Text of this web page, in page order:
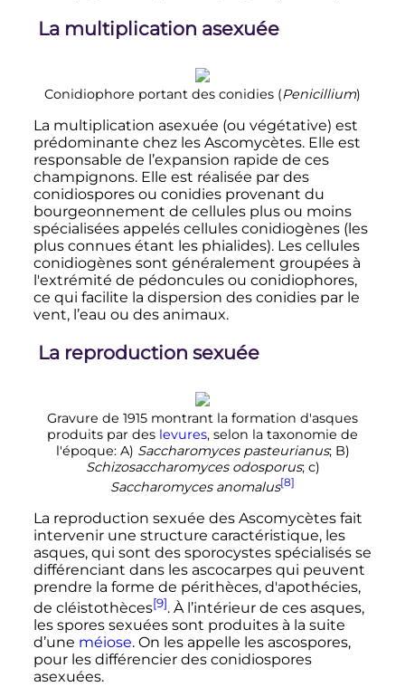
La multiplication asexuée
Conidiophore portant des conidies (Penicillium)
La multiplication asexuée (ou végétative) est
prédominante chez les Ascomycètes. Elle est
responsable de l’expansion rapide de ces
champignons. Elle est réalisée par des
conidiospores ou conidies provenant du
bourgeonnement de cellules plus ou moins
spécialisées appelés cellules conidiogènes (les
plus connues étant les phialides). Les cellules
conidiogènes sont généralement groupées à
l'extrémité de pédoncules ou conidiophores,
ce qui facilite la dispersion des conidies par le
vent, l’eau ou des animaux.
La reproduction sexuée
Gravure de 1915 montrant la formation d'asques
produits par des levures, selon la taxonomie de
l'époque: A) Saccharomyces pasteurianus; B)
Schizosaccharomyces odosporus; c)
Saccharomyces anomalus[8]
La reproduction sexuée des Ascomycètes fait
intervenir une structure caractéristique, les
asques, qui sont des sporocystes spécialisés se
différenciant dans les ascocarpes qui peuvent
prendre la forme de périthèces, d'apothécies,
de cléistothèces[9]. À l’intérieur de ces asques,
les spores sexuées sont produites à la suite
d’une méiose. On les appelle les ascospores,
pour les différencier des conidiospores
asexuées.